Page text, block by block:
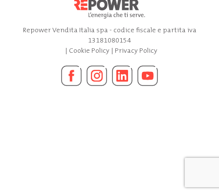
Repower Vendita Italia spa - codice fiscale e partita iva
13181080154
| Cookie Policy| Privacy Policy